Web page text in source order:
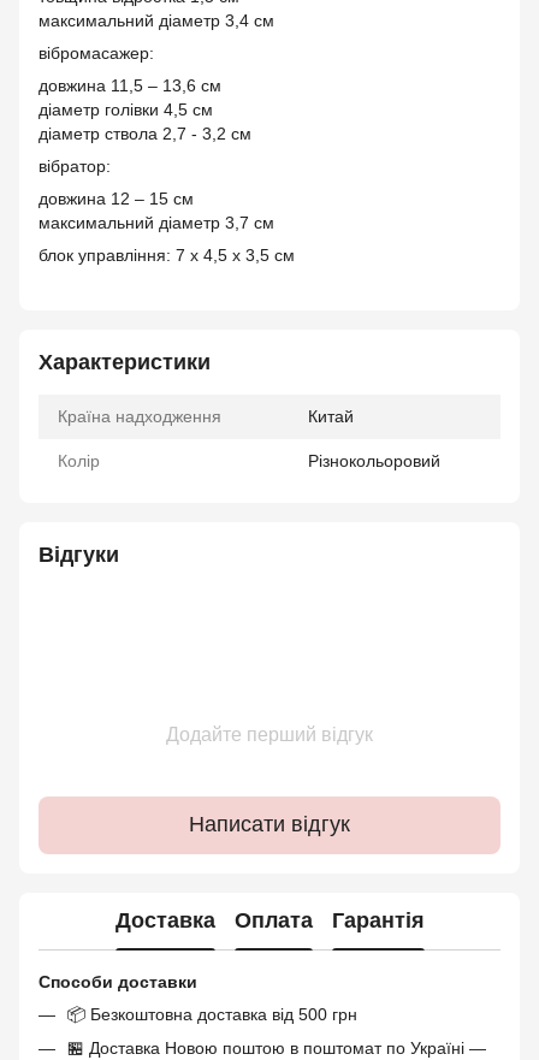
максимальний діаметр 3,4 см
вібромасажер:
довжина 11,5 – 13,6 см
діаметр голівки 4,5 см
діаметр ствола 2,7 - 3,2 см
вібратор:
довжина 12 – 15 см
максимальний діаметр 3,7 см
блок управління: 7 х 4,5 х 3,5 см
Характеристики
Країна надходження Китай
Колір Різнокольоровий
Відгуки
Додайте перший відгук
Написати відгук
Доставка Оплата Гарантія
Способи доставки
📦 Безкоштовна доставка від 500 грн
🏪 Доставка Новою поштою в поштомат по Україні —